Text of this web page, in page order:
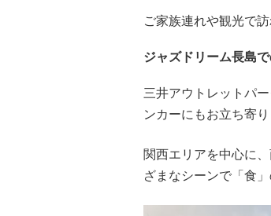
ご家族連れや観光で
ジャズドリーム長島
三井アウトレットパ
ンカーにもお立ち寄り
関西エリアを中心に
ざまなシーンで「食